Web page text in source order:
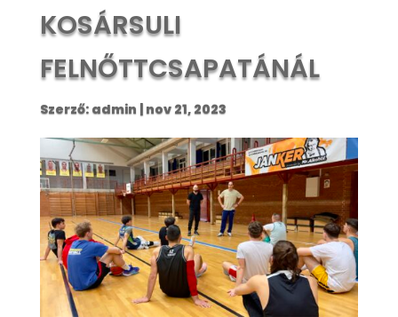
KOSÁRSULI
FELNŐTTCSAPATÁNÁL
Szerző: admin | nov 21, 2023